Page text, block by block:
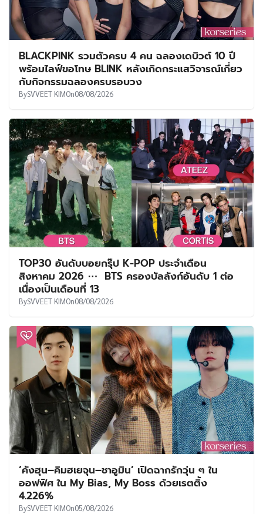
BLACKPINK รวมตัวครบ 4 คน ฉลองเดบิวต์ 10 ปี
พร้อมไลฟ์ขอโทษ BLINK หลังเกิดกระแสวิจารณ์เกี่ยว
กับกิจกรรมฉลองครบรอบวง
BySVVEET KIMOn08/08/2026
TOP30 อันดับบอยกรุ๊ป K-POP ประจำเดือน
สิงหาคม 2026 ⋯ BTS ครองบัลลังก์อันดับ 1 ต่อ
เนื่องเป็นเดือนที่ 13
BySVVEET KIMOn08/08/2026
‘คังฮุน–คิมฮเยจุน–ชาอูมิน’ เปิดฉากรักวุ่น ๆ ใน
ออฟฟิศ ใน My Bias, My Boss ด้วยเรตติ้ง
4.226%
BySVVEET KIMOn05/08/2026